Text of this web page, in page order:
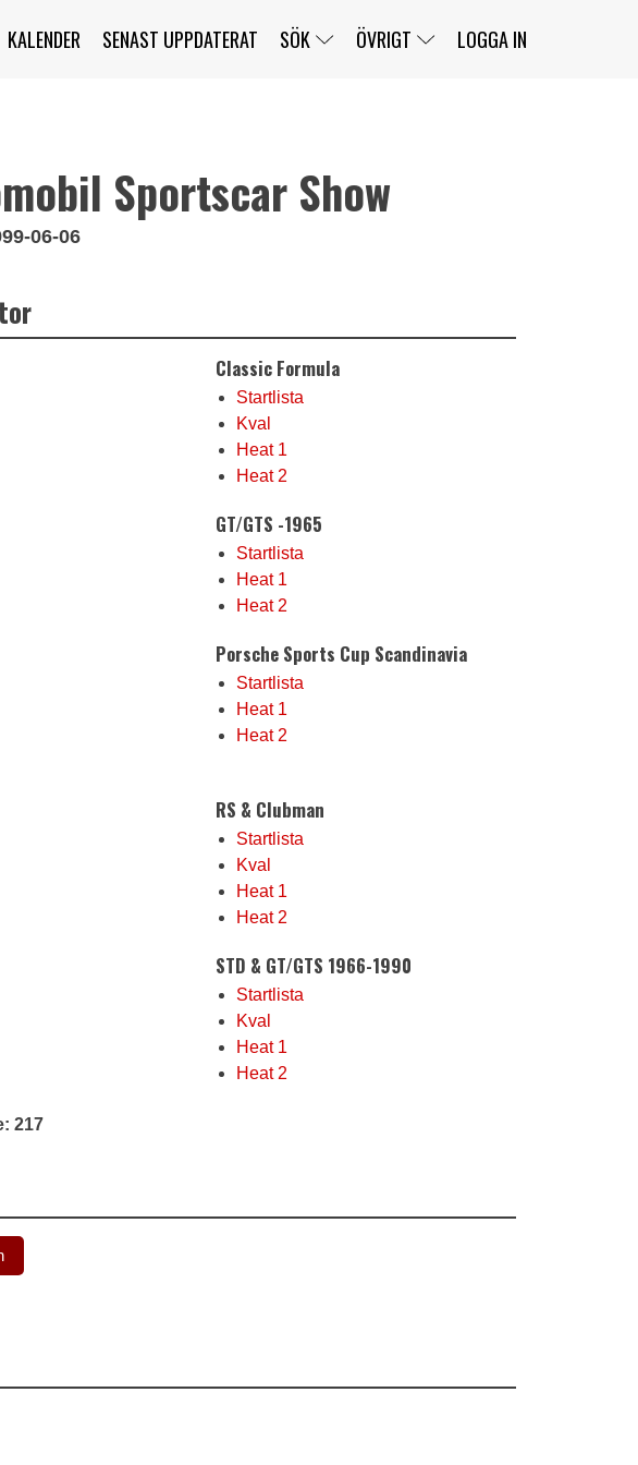
KALENDER SENAST UPPDATERAT SÖK
TÄVLINGAR
FÖRARE
KLUBBAR
KLASSER
BANOR
SERIER
ÖVRIGT
KOMPLETTERA
LOGGA IN
Sportscar Show
06-06
Classic Formula
Startlista
Kval
Heat 1
Heat 2
GT/GTS -1965
Startlista
Heat 1
Heat 2
Porsche Sports Cup Scandinavia
Startlista
Heat 1
Heat 2
RS & Clubman
Startlista
Kval
Heat 1
Heat 2
STD & GT/GTS 1966-1990
Startlista
Kval
Heat 1
Heat 2
217